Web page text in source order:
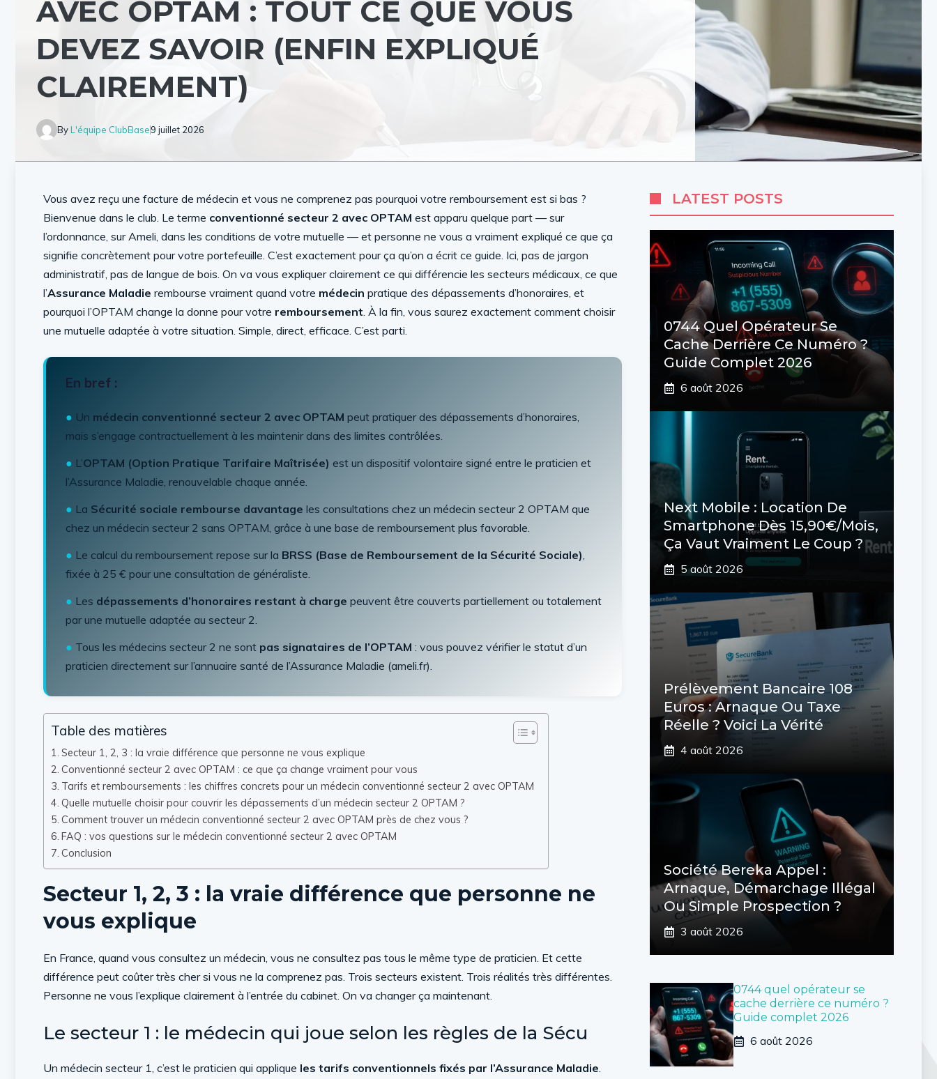
AVEC OPTAM : TOUT CE QUE VOUS
DEVEZ SAVOIR (ENFIN EXPLIQUÉ
CLAIREMENT)
ByL'équipe ClubBase9 juillet 2026
Vous avez reçu une facture de médecin et vous ne comprenez pas pourquoi votre remboursement est si bas ?
Bienvenue dans le club. Le terme conventionné secteur 2 avec OPTAM est apparu quelque part — sur
l’ordonnance, sur Ameli, dans les conditions de votre mutuelle — et personne ne vous a vraiment expliqué ce que ça
signifie concrètement pour votre portefeuille. C’est exactement pour ça qu’on a écrit ce guide. Ici, pas de jargon
administratif, pas de langue de bois. On va vous expliquer clairement ce qui différencie les secteurs médicaux, ce que
l’Assurance Maladie rembourse vraiment quand votre médecin pratique des dépassements d’honoraires, et
pourquoi l’OPTAM change la donne pour votre remboursement. À la fin, vous saurez exactement comment choisir
une mutuelle adaptée à votre situation. Simple, direct, efficace. C’est parti.
En bref :
● Un médecin conventionné secteur 2 avec OPTAM peut pratiquer des dépassements d’honoraires,
mais s’engage contractuellement à les maintenir dans des limites contrôlées.
● L’OPTAM (Option Pratique Tarifaire Maîtrisée) est un dispositif volontaire signé entre le praticien et
l’Assurance Maladie, renouvelable chaque année.
● La Sécurité sociale rembourse davantage les consultations chez un médecin secteur 2 OPTAM que
chez un médecin secteur 2 sans OPTAM, grâce à une base de remboursement plus favorable.
● Le calcul du remboursement repose sur la BRSS (Base de Remboursement de la Sécurité Sociale),
fixée à 25 € pour une consultation de généraliste.
● Les dépassements d’honoraires restant à charge peuvent être couverts partiellement ou totalement
par une mutuelle adaptée au secteur 2.
● Tous les médecins secteur 2 ne sont pas signataires de l’OPTAM : vous pouvez vérifier le statut d’un
praticien directement sur l’annuaire santé de l’Assurance Maladie (ameli.fr).
Table des matières
Secteur 1, 2, 3 : la vraie différence que personne ne vous explique
Conventionné secteur 2 avec OPTAM : ce que ça change vraiment pour vous
Tarifs et remboursements : les chiffres concrets pour un médecin conventionné secteur 2 avec OPTAM
Quelle mutuelle choisir pour couvrir les dépassements d’un médecin secteur 2 OPTAM ?
Comment trouver un médecin conventionné secteur 2 avec OPTAM près de chez vous ?
FAQ : vos questions sur le médecin conventionné secteur 2 avec OPTAM
Conclusion
Secteur 1, 2, 3 : la vraie différence que personne ne
vous explique
En France, quand vous consultez un médecin, vous ne consultez pas tous le même type de praticien. Et cette
différence peut coûter très cher si vous ne la comprenez pas. Trois secteurs existent. Trois réalités très différentes.
Personne ne vous l’explique clairement à l’entrée du cabinet. On va changer ça maintenant.
Le secteur 1 : le médecin qui joue selon les règles de la Sécu
Un médecin secteur 1, c’est le praticien qui applique les tarifs conventionnels fixés par l’Assurance Maladie.
LATEST POSTS
0744 Quel Opérateur Se
Cache Derrière Ce Numéro ?
Guide Complet 2026
6 août 2026
Next Mobile : Location De
Smartphone Dès 15,90€/mois,
Ça Vaut Vraiment Le Coup ?
5 août 2026
Prélèvement Bancaire 108
Euros : Arnaque Ou Taxe
Réelle ? Voici La Vérité
4 août 2026
Société Bereka Appel :
Arnaque, Démarchage Illégal
Ou Simple Prospection ?
3 août 2026
0744 quel opérateur se
cache derrière ce numéro ?
Guide complet 2026
6 août 2026